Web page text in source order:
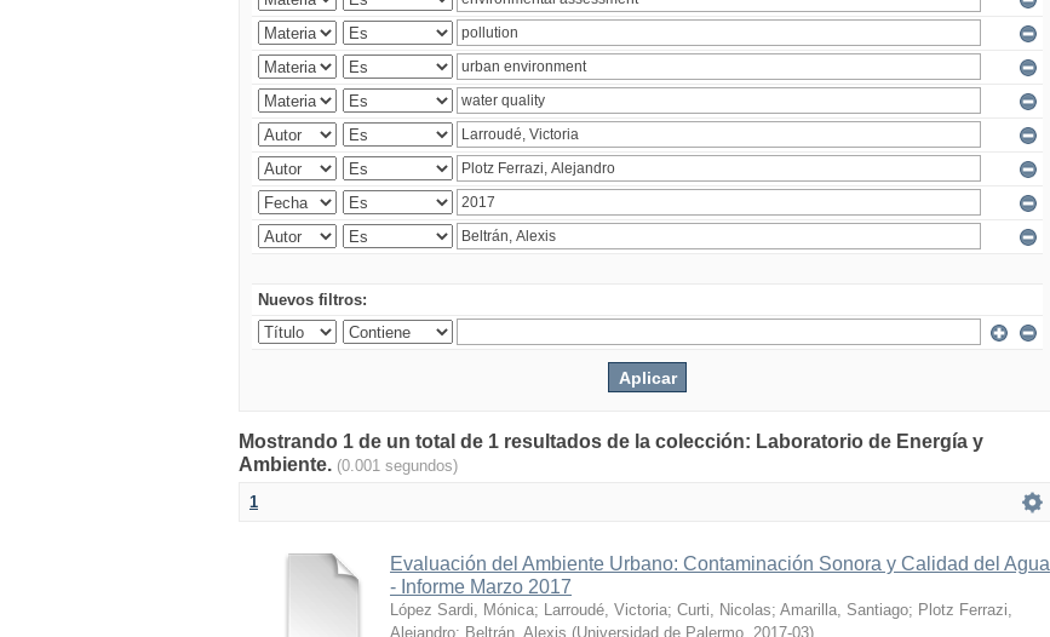
Nuevos filtros:
Mostrando 1 de un total de 1 resultados de la colección: Laboratorio de Energía y
Ambiente. (0.001 segundos)
1
Evaluación del Ambiente Urbano: Contaminación Sonora y Calidad del Agua
- Informe Marzo 2017
López Sardi, Mónica; Larroudé, Victoria; Curti, Nicolas; Amarilla, Santiago; Plotz Ferrazi,
Alejandro; Beltrán, Alexis (Universidad de Palermo 2017-03)